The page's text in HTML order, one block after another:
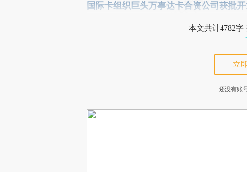
国际卡组织巨头万事达卡合资公司获批
本文共计4782字
立
还没有账